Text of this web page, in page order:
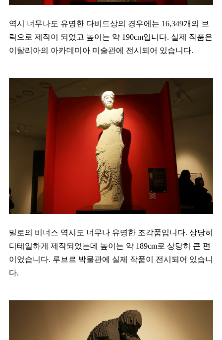
역시 너무나도 유명한 다비드상의 경우에는 16,349개의 브
릭으로 제작이 되었고 높이는 약 190cm입니다. 실제 작품은
이탈리아의 아카데미아 미술관에 전시되어 있습니다.
밀로의 비너스 역시도 너무나 유명한 조각품입니다. 상당히
디테일하게 제작되었는데 높이는 약 189cm로 상당히 큰 편
이었습니다. 루브르 박물관에 실제 작품이 전시되어 있습니
다.